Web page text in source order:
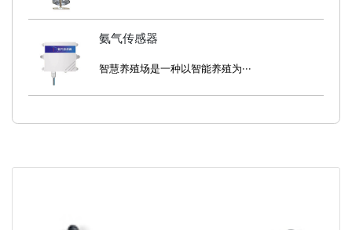
氨气传感器
智慧养殖场是一种以智能养殖为···